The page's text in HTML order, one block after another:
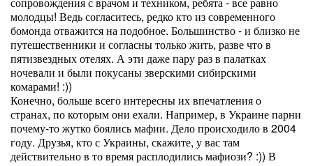
молодцы! Ведь согласитесь, редко кто из современного
бомонда отважится на подобное. Большинство - и близко не
путешественники и согласны только жить, разве что в
пятизвездных отелях. А эти даже пару раз в палатках
ночевали и были покусаны зверскими сибирскими
комарами! :))
Конечно, больше всего интересны их впечатления о
странах, по которым они ехали. Например, в Украине парни
почему-то жутко боялись мафии. Дело происходило в 2004
году. Друзья, кто с Украины, скажите, у вас там
действительно в то время расплодились мафиози? :)) В